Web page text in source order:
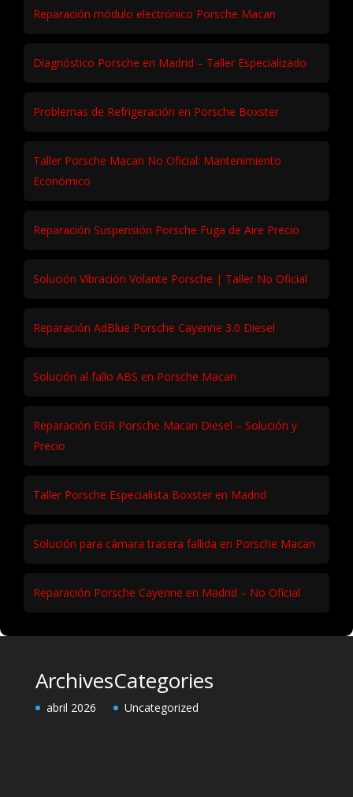
Reparación módulo electrónico Porsche Macan
Diagnóstico Porsche en Madrid – Taller Especializado
Problemas de Refrigeración en Porsche Boxster
Taller Porsche Macan No Oficial: Mantenimiento
Económico
Reparación Suspensión Porsche Fuga de Aire Precio
Solución Vibración Volante Porsche | Taller No Oficial
Reparación AdBlue Porsche Cayenne 3.0 Diesel
Solución al fallo ABS en Porsche Macan
Reparación EGR Porsche Macan Diesel – Solución y
Precio
Taller Porsche Especialista Boxster en Madrid
Solución para cámara trasera fallida en Porsche Macan
Reparación Porsche Cayenne en Madrid – No Oficial
Archives
abril 2026
Categories
Uncategorized